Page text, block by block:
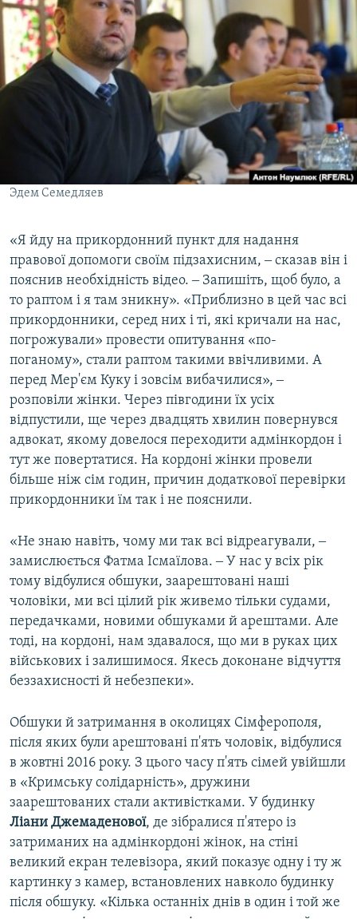
Эдем Семедляев
«Я йду на прикордонний пункт для надання
правової допомоги своїм підзахисним, ‒ сказав він і
пояснив необхідність відео. ‒ Запишіть, щоб було, а
то раптом і я там зникну». «Приблизно в цей час всі
прикордонники, серед них і ті, які кричали на нас,
погрожували» провести опитування «по-
поганому», стали раптом такими ввічливими. А
перед Мер'єм Куку і зовсім вибачилися», ‒
розповіли жінки. Через півгодини їх усіх
відпустили, ще через двадцять хвилин повернувся
адвокат, якому довелося переходити адмінкордон і
тут же повертатися. На кордоні жінки провели
більше ніж сім годин, причин додаткової перевірки
прикордонники їм так і не пояснили.
«Не знаю навіть, чому ми так всі відреагували, ‒
замислюється Фатма Ісмаїлова. ‒ У нас у всіх рік
тому відбулися обшуки, заарештовані наші
чоловіки, ми всі цілий рік живемо тільки судами,
передачками, новими обшуками й арештами. Але
тоді, на кордоні, нам здавалося, що ми в руках цих
військових і залишимося. Якесь доконане відчуття
беззахисності й небезпеки».
Обшуки й затримання в околицях Сімферополя,
після яких були арештовані п'ять чоловік, відбулися
в жовтні 2016 року. З цього часу п'ять сімей увійшли
в «Кримську солідарність», дружини
заарештованих стали активістками. У будинку
Ліани Джемаденової, де зібралися п'ятеро із
затриманих на адмінкордоні жінок, на стіні
великий екран телевізора, який показує одну і ту ж
картинку з камер, встановлених навколо будинку
після обшуку. «Кілька останніх днів в один і той же